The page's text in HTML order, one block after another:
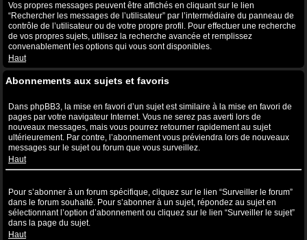
Vos propres messages peuvent être affichés en cliquant sur le lien
“Rechercher les messages de l’utilisateur” par l’intermédiaire du panneau de
contrôle de l’utilisateur ou de votre propre profil. Pour effectuer une recherche
de vos propres sujets, utilisez la recherche avancée et remplissez
convenablement les options qui vous sont disponibles.
Haut
Abonnements aux sujets et favoris
Dans phpBB3, la mise en favori d’un sujet est similaire à la mise en favori de
pages par votre navigateur Internet. Vous ne serez pas averti lors de
nouveaux messages, mais vous pourrez retourner rapidement au sujet
ultérieurement. Par contre, l’abonnement vous préviendra lors de nouveaux
messages sur le sujet ou forum que vous surveillez.
Haut
Pour s’abonner à un forum spécifique, cliquez sur le lien “Surveiller le forum”
dans le forum souhaité. Pour s’abonner à un sujet, répondez au sujet en
sélectionnant l’option d’abonnement ou cliquez sur le lien “Surveiller le sujet”
dans la page du sujet.
Haut